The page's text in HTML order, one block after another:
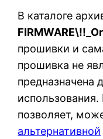
В каталоге
прошивки и
прошивка не
предназначена
позволяет,
альтернативной